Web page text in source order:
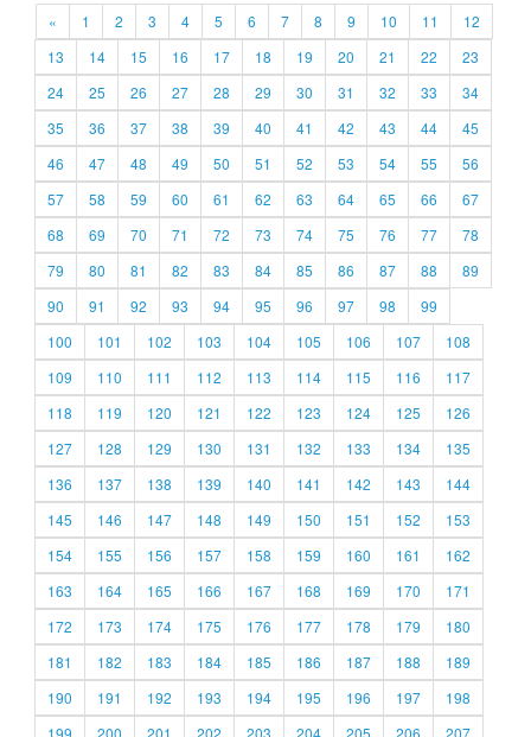
« 1 2 3 4 5 6 7 8 9 10 11
12
13
14 15 16 17 18 19 20 21 22
23
24
25 26 27 28 29 30 31 32 33
34
35
36 37 38 39 40 41 42 43 44
45
46
47 48 49 50 51 52 53 54 55
56
57
58 59 60 61 62 63 64 65 66
67
68
69 70 71 72 73 74 75 76 77
78
79
80 81 82 83 84 85 86 87 88
89
90
91 92 93 94 95 96 97 98
99
100
101 102 103 104 105 106 107
108
109
110 111 112 113 114 115 116
117
118
119 120 121 122 123 124 125
126
127
128 129 130 131 132 133 134
135
136
137 138 139 140 141 142 143
144
145
146 147 148 149 150 151 152
153
154
155 156 157 158 159 160 161
162
163
164 165 166 167 168 169 170
171
172
173 174 175 176 177 178 179
180
181
182 183 184 185 186 187 188
189
190
191 192 193 194 195 196 197
198
199
200 201 202 203 204 205 206
207